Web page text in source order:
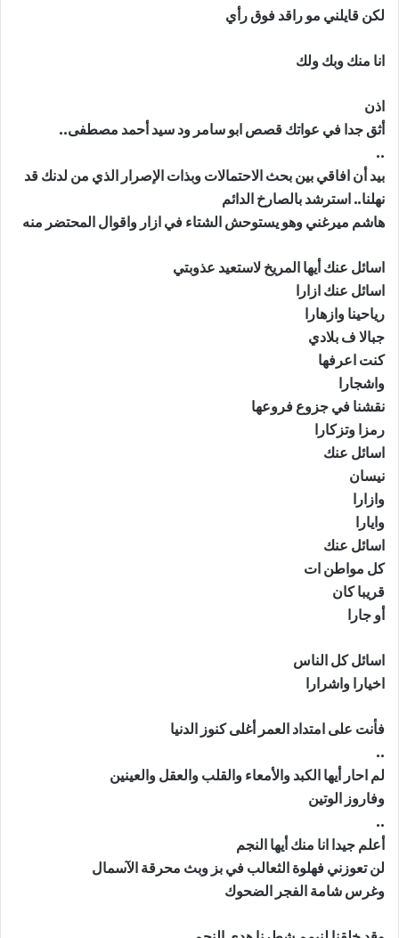
لكن قايلني مو راقد فوق رأي
انا منك وبك ولك
اذن
أثق جدا في عواتك قصص ابو سامر ود سيد أحمد مصطفى..
..
بيد أن افاقي بين بحث الاحتمالات وبذات الإصرار الذي من لدنك قد
نهلنا.. استرشد بالصارخ الدائم
هاشم ميرغني وهو يستوحش الشتاء في ازار واقوال المحتضر منه
اسائل عنك أيها المريخ لاستعيد عذوبتي
اسائل عنك ازارا
رياحينا وازهارا
جبالا ف بلادي
كنت اعرفها
واشجارا
نقشنا في جزوع فروعها
رمزا وتزكارا
اسائل عنك
نيسان
وازارا
وايارا
اسائل عنك
كل مواطن ات
قريبا كان
أو جارا
اسائل كل الناس
اخيارا واشرارا
فأنت على امتداد العمر أغلى كنوز الدنيا
..
لم احار أيها الكبد والأمعاء والقلب والعقل والعينين
وفاروز الوتين
..
أعلم جيدا انا منك أيها النجم
لن تعوزني فهلوة الثعالب في بز وبث محرقة الآسمال
وغرس شامة الفجر الضحوك